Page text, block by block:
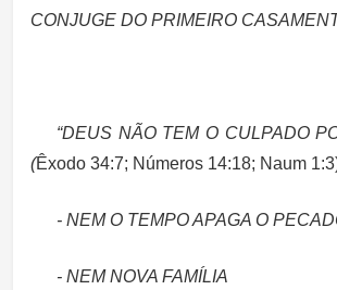
CONJUGE DO PRIMEIRO
“DEUS NÃO TEM O CULPADO
(Êxodo 34:7; Números 14:18; Naum
- NEM O TEMPO APAGA O
- NEM NOVA FAMÍLIA